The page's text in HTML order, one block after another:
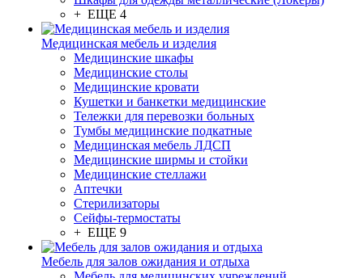
+ ЕЩЕ 4
Медицинская мебель и изделия
Медицинские шкафы
Медицинские столы
Медицинские кровати
Кушетки и банкетки медицинские
Тележки для перевозки больных
Тумбы медицинские подкатные
Медицинская мебель ЛДСП
Медицинские ширмы и стойки
Медицинские стеллажи
Аптечки
Стерилизаторы
Сейфы-термостаты
+ ЕЩЕ 9
Мебель для залов ожидания и отдыха